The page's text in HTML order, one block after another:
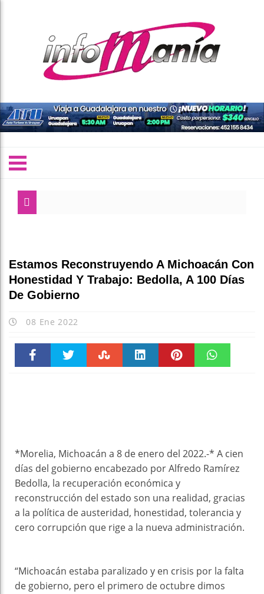
Estamos Reconstruyendo A Michoacán Con
Honestidad Y Trabajo: Bedolla, A 100 Días
De Gobierno
08 Ene 2022
*Morelia, Michoacán a 8 de enero del 2022.-* A cien
días del gobierno encabezado por Alfredo Ramírez
Bedolla, la recuperación económica y
reconstrucción del estado son una realidad, gracias
a la política de austeridad, honestidad, tolerancia y
cero corrupción que rige a la nueva administración.
“Michoacán estaba paralizado y en crisis por la falta
de gobierno, pero el primero de octubre dimos